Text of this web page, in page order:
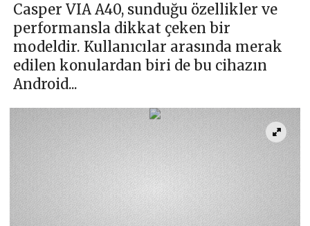
Casper VIA A40, sunduğu özellikler ve
performansla dikkat çeken bir
modeldir. Kullanıcılar arasında merak
edilen konulardan biri de bu cihazın
Android...